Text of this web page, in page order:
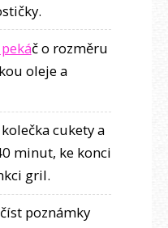
č o rozměru
oleje a
cukety a
minut, ke konci
gril.
poznámky